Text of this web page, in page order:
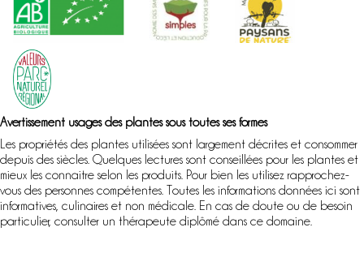
Avertissement usages des plantes sous toutes ses formes
Les propriétés des plantes utilisées sont largement décrites et consommer
depuis des siècles. Quelques lectures sont conseillées pour les plantes et
mieux les connaitre selon les produits. Pour bien les utilisez rapprochez-
vous des personnes compétentes. Toutes les informations données ici sont
informatives, culinaires et non médicale. En cas de doute ou de besoin
particulier, consulter un thérapeute diplômé dans ce domaine.